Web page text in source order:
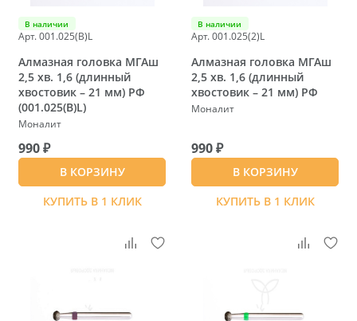
В наличии
Арт. 001.025(B)L
Алмазная головка МГАш
2,5 хв. 1,6 (длинный
хвостовик – 21 мм) РФ
(001.025(B)L)
Моналит
990 ₽
В КОРЗИНУ
КУПИТЬ В 1 КЛИК
В наличии
Арт. 001.025(2)L
Алмазная головка МГАш
2,5 хв. 1,6 (длинный
хвостовик – 21 мм) РФ
Моналит
990 ₽
В КОРЗИНУ
КУПИТЬ В 1 КЛИК